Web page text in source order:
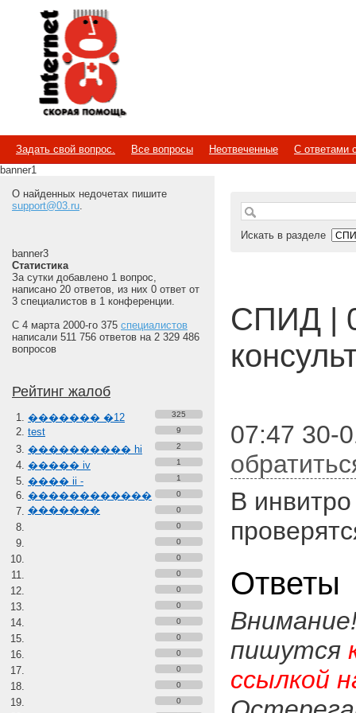
Internet
Скорая помощь
Задать свой вопрос. Все вопросы Неотвеченные
С ответами
banner1
О найденных недочетах пишите
support@03.ru.
banner3
Статистика
За сутки добавлено 1 вопрос,
написано 20 ответов, из них 0 ответ от
3 специалистов в 1 конференции.
С 4 марта 2000-го 375 специалистов
написали 511 756 ответов на 2 329 486
вопросов
Рейтинг жалоб
������� �12 325
test 9
���������� hi 2
����� iv 1
���� ii -
������������
�������
1
0
0
0
0
0
0
0
0
0
0
0
0
0
0
Искать в разделе
СПИД |
07:47 30-
В
Ответы
пишутся
ссылкой